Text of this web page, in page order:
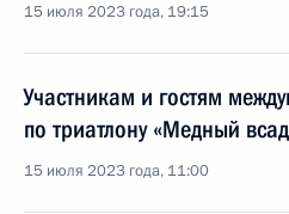
15 июля 2023 года, 19:15
Участникам и гостям
по триатлону «Медный
15 июля 2023 года, 11:00